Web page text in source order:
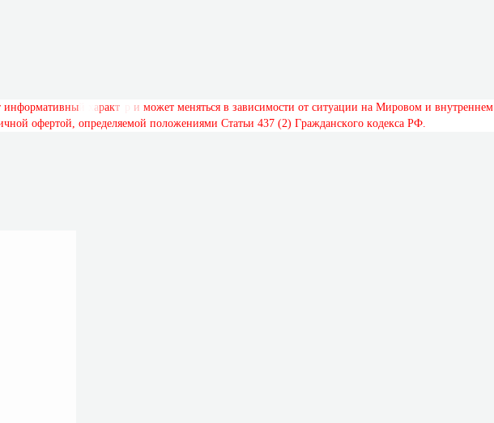
информативный аракте и может меняться в зависимости от ситуации на Мировом и внутреннем
чной офертой, определяемой положениями Статьи 437 (2) Гражданского кодекса РФ.